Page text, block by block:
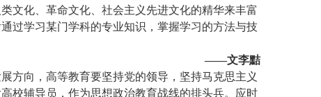
文化、革命文化、社会主义先进文化的精华来丰富
过学习某门学科的专业知识，掌握学习的方法与技
——文李黠
方向，高等教育要坚持党的领导，坚持马克思主义
校辅导员，作为思想政治教育战线的排头兵。应时